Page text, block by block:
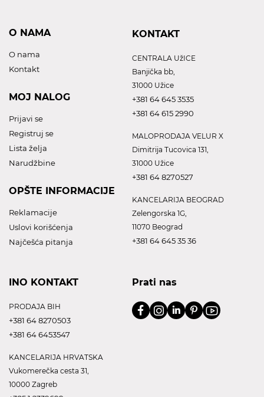
O NAMA
O nama
Kontakt
MOJ NALOG
Prijavi se
Registruj se
Lista želja
Narudžbine
OPŠTE INFORMACIJE
Reklamacije
Uslovi korišćenja
Najčešća pitanja
KONTAKT
CENTRALA UžICE
Banjička bb,
31000 Užice
+381 64 645 3535
+381 64 615 2990
MALOPRODAJA VELUR X
Dimitrija Tucovica 131,
31000 Užice
+381 64 8270527
KANCELARIJA BEOGRAD
Zelengorska 1G,
11070 Beograd
+381 64 645 35 36
INO KONTAKT
PRODAJA BIH
+381 64 8270503
+381 64 6453547
KANCELARIJA HRVATSKA
Vukomerečka cesta 31,
10000 Zagreb
Prati nas